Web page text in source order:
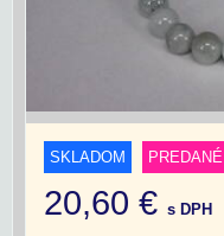
SKLADOM PREDANÉ
20,60 € s DPH